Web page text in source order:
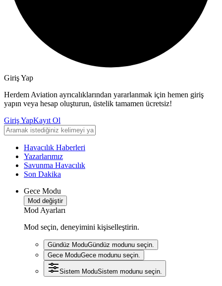
Giriş Yap
Herdem Aviation ayrıcalıklarından yararlanmak için hemen giriş
yapın veya hesap oluşturun, üstelik tamamen ücretsiz!
Giriş YapKayıt Ol
Havacılık Haberleri
Yazarlarımız
Savunma Havacılık
Son Dakika
Gece Modu
Mod değiştir
Mod Ayarları
Mod seçin, deneyimini kişiselleştirin.
Gündüz ModuGündüz modunu seçin.
Gece ModuGece modunu seçin.
Sistem ModuSistem modunu seçin.